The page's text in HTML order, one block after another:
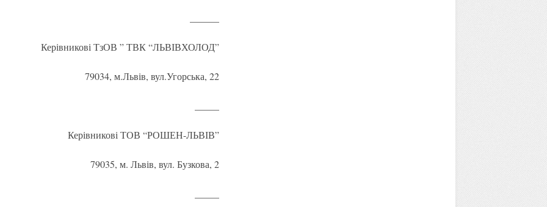
Керівникові ТзОВ ” ТВК “ЛЬВІВХОЛОД”
79034, м.Львів, вул.Угорська, 22
Керівникові ТОВ “РОШЕН-ЛЬВІВ”
79035, м. Львів, вул. Бузкова, 2